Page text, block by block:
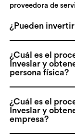
proveedora de
¿Pueden
¿Cuál es el
Inveslar y
persona física?
¿Cuál es el
Inveslar y
empresa?